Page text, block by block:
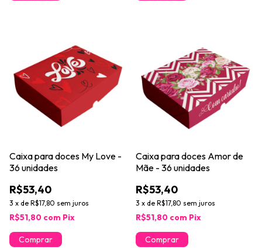
Caixa para doces My Love -
36 unidades
R$53,40
3 x de R$17,80 sem juros
R$51,80 com Pix
Caixa para doces Amor de
Mãe - 36 unidades
R$53,40
3 x de R$17,80 sem juros
R$51,80 com Pix